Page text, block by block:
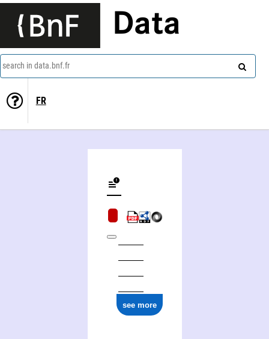
Data
search in data.bnf.fr
FR
see more